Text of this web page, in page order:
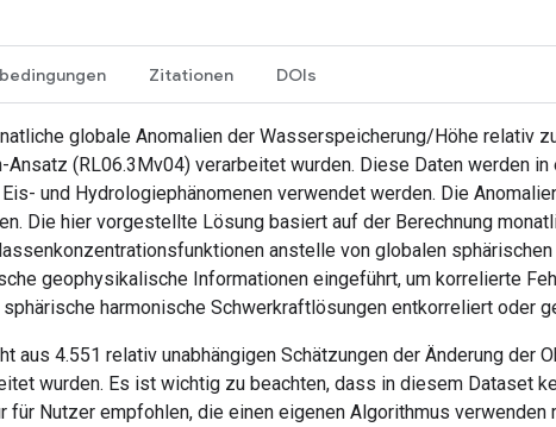
Zitationen DOIs
globale Anomalien der Wasserspeicherung/Höhe relativ
(RL06.3Mv04) verarbeitet wurden. Diese Daten werden
und Hydrologiephänomenen verwendet werden. Die
Die hier vorgestellte Lösung basiert auf der Berechnung
anstelle von globalen
geophysikalische Informationen eingeführt, um korrelierte
harmonische Schwerkraftlösungen entkorreliert oder
aus 4.551 relativ unabhängigen Schätzungen der Änderung der
wurden. Es ist wichtig zu beachten, dass in diesem Dataset
für Nutzer empfohlen, die einen eigenen Algorithmus